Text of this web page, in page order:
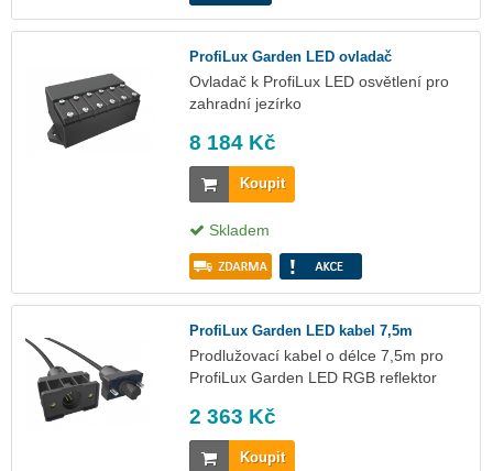
ProfiLux Garden LED ovladač
Ovladač k ProfiLux LED osvětlení pro
zahradní jezírko
8 184 Kč
Koupit
Skladem
ProfiLux Garden LED kabel 7,5m
Prodlužovací kabel o délce 7,5m pro
ProfiLux Garden LED RGB reflektor
2 363 Kč
Koupit